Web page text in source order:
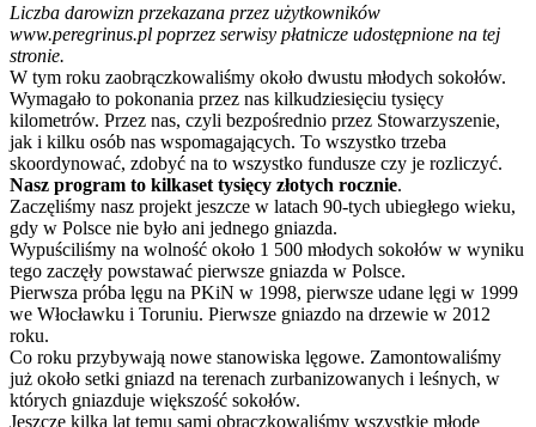
Liczba darowizn przekazana przez użytkowników
www.peregrinus.pl poprzez serwisy płatnicze udostępnione na tej
stronie.
W tym roku zaobrączkowaliśmy około dwustu młodych sokołów.
Wymagało to pokonania przez nas kilkudziesięciu tysięcy
kilometrów. Przez nas, czyli bezpośrednio przez Stowarzyszenie,
jak i kilku osób nas wspomagających. To wszystko trzeba
skoordynować, zdobyć na to wszystko fundusze czy je rozliczyć.
Nasz program to kilkaset tysięcy złotych rocznie.
Zaczęliśmy nasz projekt jeszcze w latach 90-tych ubiegłego wieku,
gdy w Polsce nie było ani jednego gniazda.
Wypuściliśmy na wolność około 1 500 młodych sokołów w wyniku
tego zaczęły powstawać pierwsze gniazda w Polsce.
Pierwsza próba lęgu na PKiN w 1998, pierwsze udane lęgi w 1999
we Włocławku i Toruniu. Pierwsze gniazdo na drzewie w 2012
roku.
Co roku przybywają nowe stanowiska lęgowe. Zamontowaliśmy
już około setki gniazd na terenach zurbanizowanych i leśnych, w
których gniazduje większość sokołów.
Jeszcze kilka lat temu sami obrączkowaliśmy wszystkie młode